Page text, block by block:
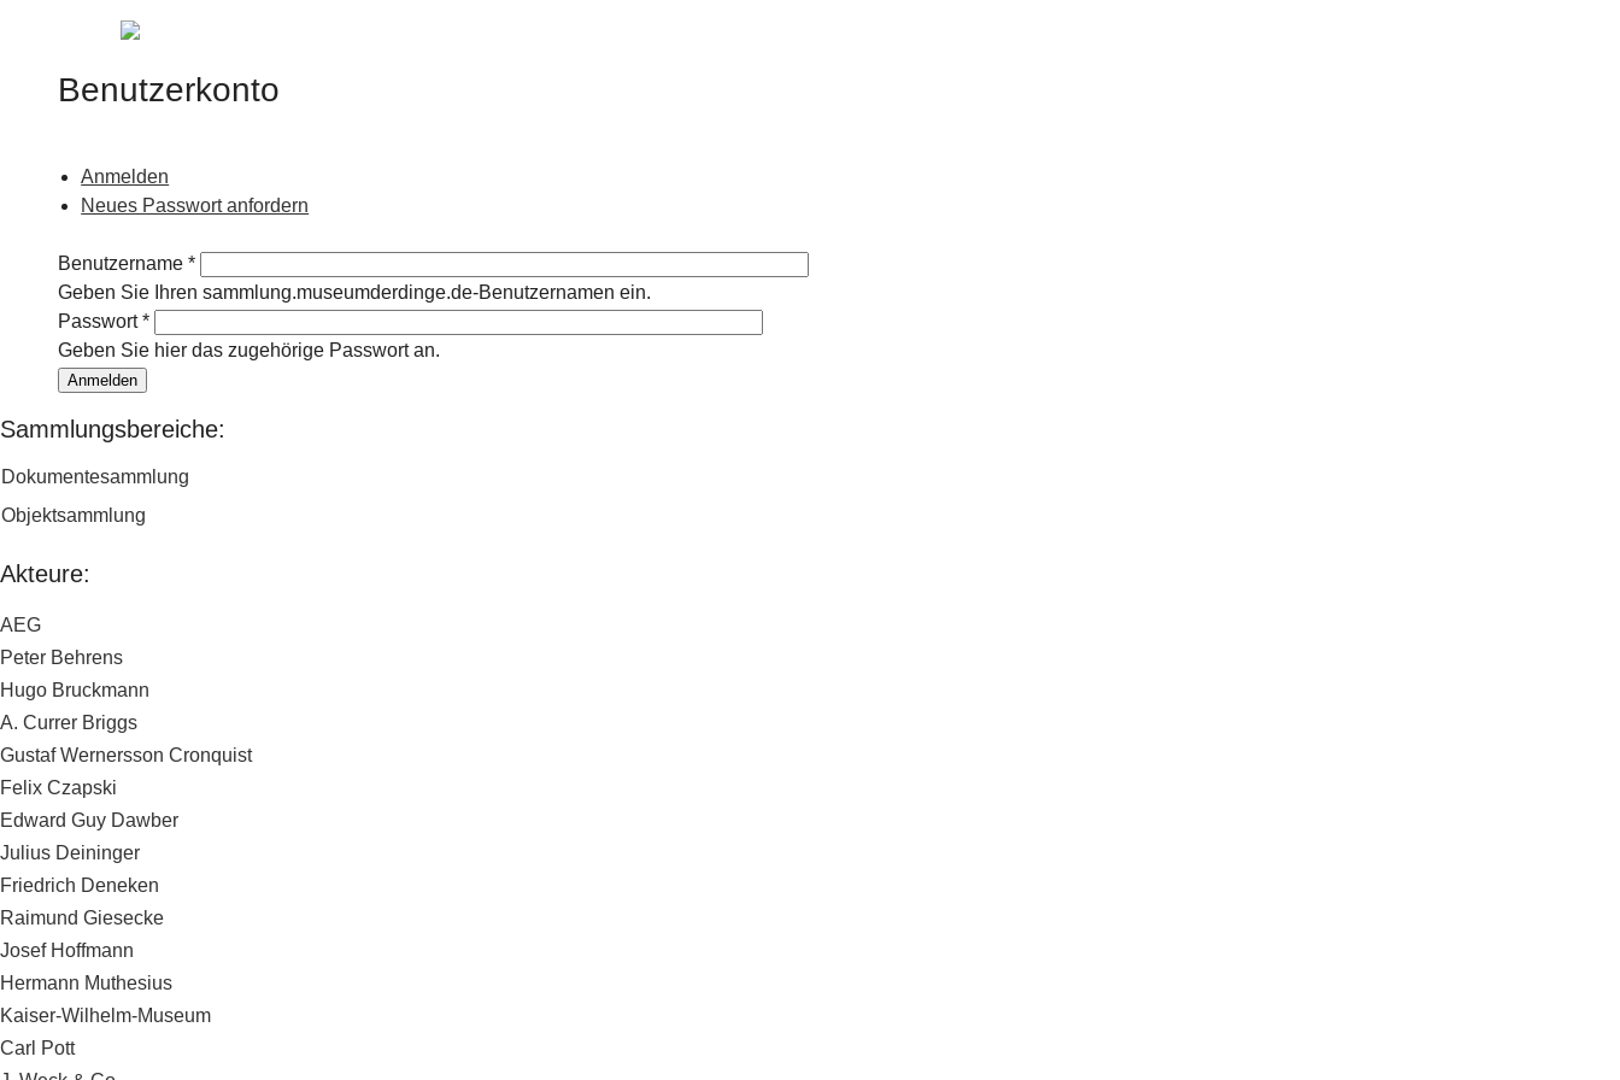
Jump to navigation
Benutzerkonto
Haupt-Reiter
Anmelden
Neues Passwort anfordern
Benutzername *
Geben Sie Ihren sammlung.museumderdinge.de-Benutzernamen ein.
Passwort*
Geben Sie hier das zugehörige Passwort an.
Sammlungsbereiche:
Dokumentesammlung
Objektsammlung
Akteure:
AEG
Peter Behrens
Hugo Bruckmann
A. Currer Briggs
Gustaf Wernersson Cronquist
Felix Czapski
Edward Guy Dawber
Julius Deininger
Friedrich Deneken
Raimund Giesecke
Josef Hoffmann
Hermann Muthesius
Kaiser-Wilhelm-Museum
Carl Pott